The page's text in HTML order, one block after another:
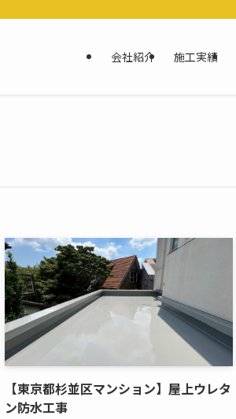
会社紹介 施工実績
【東京都杉並区マンション】屋上ウレタ
ン防水工事